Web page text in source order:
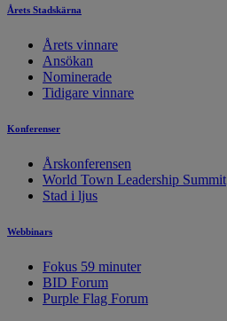
Årets Stadskärna
Årets vinnare
Ansökan
Nominerade
Tidigare vinnare
Konferenser
Årskonferensen
World Town Leadership Summit
Stad i ljus
Webbinars
Fokus 59 minuter
BID Forum
Purple Flag Forum